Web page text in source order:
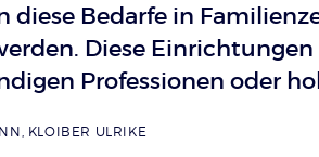
diese Bedarfe in
Diese
Professionen oder
KLOIBER ULRIKE